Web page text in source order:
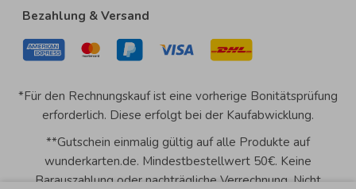
Bezahlung & Versand
*Für den Rechnungskauf ist eine vorherige Bonitätsprüfung
erforderlich. Diese erfolgt bei der Kaufabwicklung.
**Gutschein einmalig gültig auf alle Produkte auf
wunderkarten.de. Mindestbestellwert 50€. Keine
Barauszahlung oder nachträgliche Verrechnung. Nicht